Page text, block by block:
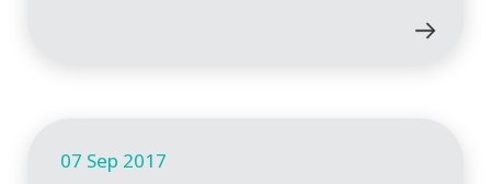
07 Sep 2017